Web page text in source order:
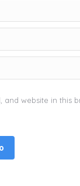
and website in this